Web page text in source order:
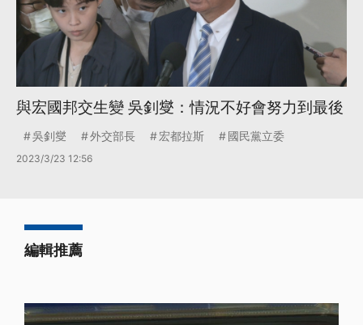
與宏國邦交生變 吳釗燮：情況不好會努力到最後
吳釗燮 外交部長 宏都拉斯 國民黨立委
2023/3/23 12:56
編輯推薦